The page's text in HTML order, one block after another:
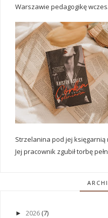
Warszawie pedagogikę
Strzelanina pod jej
Jej pracownik zgubił torbę
► 2026 (7)